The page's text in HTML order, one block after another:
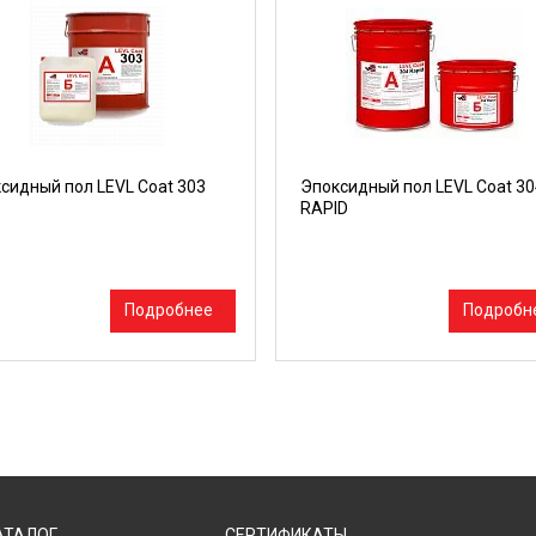
пол LEVL Coat 303
Подробнее
Эпоксидный пол LEVL Coat
RAPID